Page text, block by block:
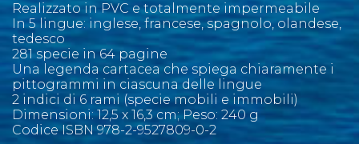
Realizzato in PVC e totalmente impermeabile
In 5 lingue: inglese, francese, spagnolo, olandese,
tedesco
281 specie in 64 pagine
Una legenda cartacea che spiega chiaramente i
pittogrammi in ciascuna delle lingue
2 indici di 6 rami (specie mobili e immobili)
Dimensioni: 12,5 x 16,3 cm; Peso: 240 g
Codice ISBN 978-2-9527809-0-2